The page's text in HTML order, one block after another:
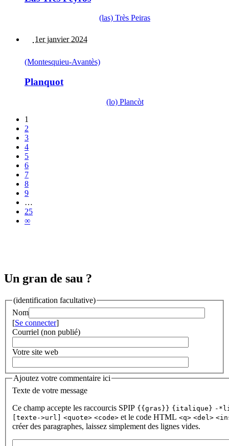
(las) Très Peiras
1er janvier 2024
(Montesquieu-Avantès)
Planquot
(lo) Plancòt
1
2
3
4
5
6
7
8
9
…
25
∞
Un gran de sau ?
(identification facultative)
Nom
[Se connecter]
Courriel (non publié)
Votre site web
Ajoutez votre commentaire ici
Texte de votre message
Ce champ accepte les raccourcis SPIP {{gras}} {italique} -
[texte->url] <quote> <code> et le code HTML <q> <del>
créer des paragraphes, laissez simplement des lignes vides.